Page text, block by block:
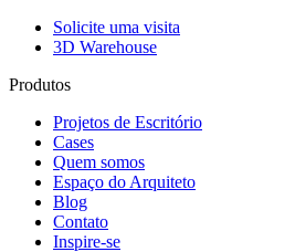
Solicite uma visita
3D Warehouse
Produtos
Projetos de Escritório
Cases
Quem somos
Espaço do Arquiteto
Blog
Contato
Inspire-se